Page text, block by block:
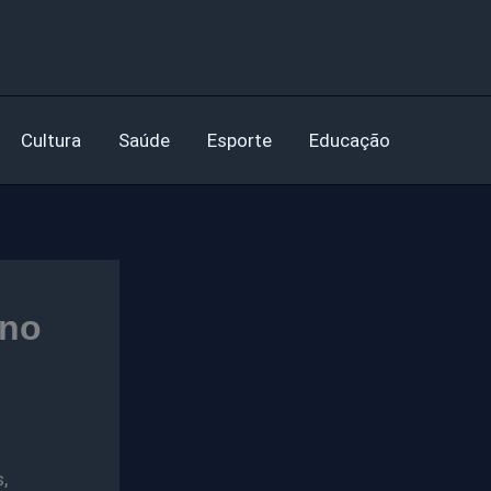
Cultura Saúde Esporte Educação